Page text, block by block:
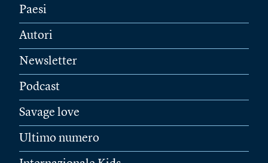
Paesi
Autori
Newsletter
Podcast
Savage love
Ultimo numero